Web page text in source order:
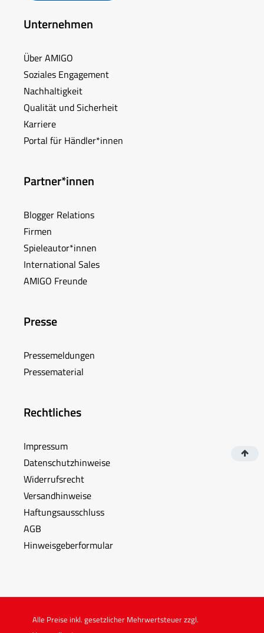
Unternehmen
Über AMIGO
Soziales Engagement
Nachhaltigkeit
Qualität und Sicherheit
Karriere
Portal für Händler*innen
Partner*innen
Blogger Relations
Firmen
Spieleautor*innen
International Sales
AMIGO Freunde
Presse
Pressemeldungen
Pressematerial
Rechtliches
Impressum
Datenschutzhinweise
Widerrufsrecht
Versandhinweise
Haftungsausschluss
AGB
Hinweisgeberformular
Alle Preise inkl. gesetzlicher Mehrwertsteuer zzgl.